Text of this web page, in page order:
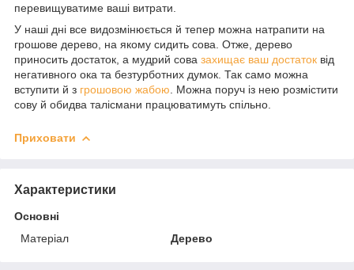
перевищуватиме ваші витрати.
У наші дні все видозмінюється й тепер можна натрапити на
грошове дерево, на якому сидить сова. Отже, дерево
приносить достаток, а мудрий сова захищає ваш достаток від
негативного ока та безтурботних думок. Так само можна
вступити й з грошовою жабою . Можна поруч із нею розмістити
сову й обидва талісмани працюватимуть спільно.
Приховати
Характеристики
Основні
Матеріал
Дерево